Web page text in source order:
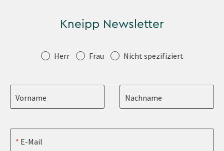
Kneipp Newsletter
Anrede Herr Frau Nicht spezifiziert
Vorname Nachname
E-Mail